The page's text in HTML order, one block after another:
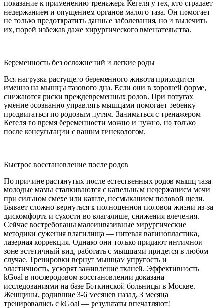
показание к применению тренажера Кегеля у тех, кто страдает
недержанием и опущением органов малого таза. Он помогает
не только предотвратить данные заболевания, но и вылечить
их, порой избежав даже хирургического вмешательства.
Беременность без осложнений и легкие роды
Вся нагрузка растущего беременного живота приходится
именно на мышцы тазового дна. Если они в хорошей форме,
снижаются риски преждевременных родов. При потугах
умение осознанно управлять мышцами помогает ребенку
продвигаться по родовым путям. Заниматься с тренажером
Кегеля во время беременности можно и нужно, но только
после консультации с вашим гинекологом.
Быстрое восстановление после родов
По причине растянутых после естественных родов мышц таза
молодые мамы сталкиваются с капельным недержанием мочи
при сильном смехе или кашле, несмыканием половой щели.
Бывает сложно вернуться к полноценной половой жизни из-за
дискомфорта и сухости во влагалище, снижения влечения.
Сейчас востребованы малоинвазивные хирургические
методики сужения влагилища — нитевая вагинопластика,
лазерная коррекция. Однако они только придают интимной
зоне эстетичный вид, работать с мышцами придется в любом
случае. Тренировки вернут мышцам упругость и
эластичность, ускорят заживление тканей. Эффективность
kGoal в послеродовом восстановлении доказана
исследованиями на базе Боткинской больницы в Москве.
Женщины, родившие 3-6 месяцев назад, 3 месяца
тренировались с kGoal — результаты впечатляют!